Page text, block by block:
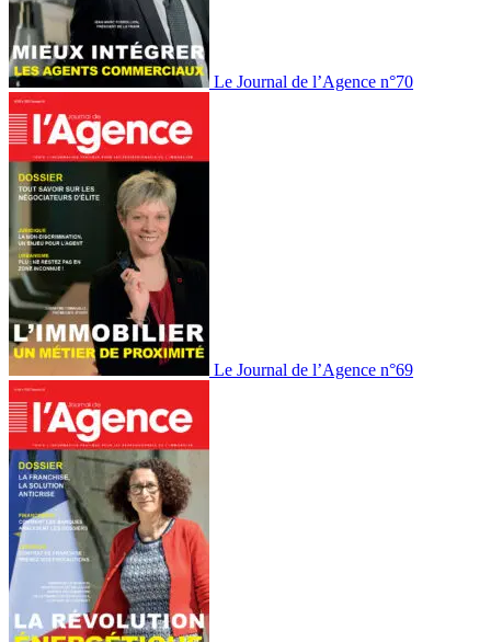
Le Journal de l’Agence n°70
Le Journal de l’Agence n°69